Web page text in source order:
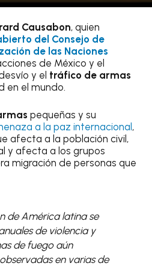
Causabon, quien
del Consejo de
de las Naciones
de México y el
y el tráfico de armas
en el mundo.
pequeñas y su
a la paz internacional,
afecta a la población civil,
y afecta a los grupos
migración de personas que
de América latina se
de violencia y
de fuego aún
en varias de